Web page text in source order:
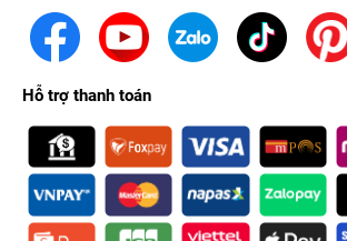
Hỗ trợ thanh toán